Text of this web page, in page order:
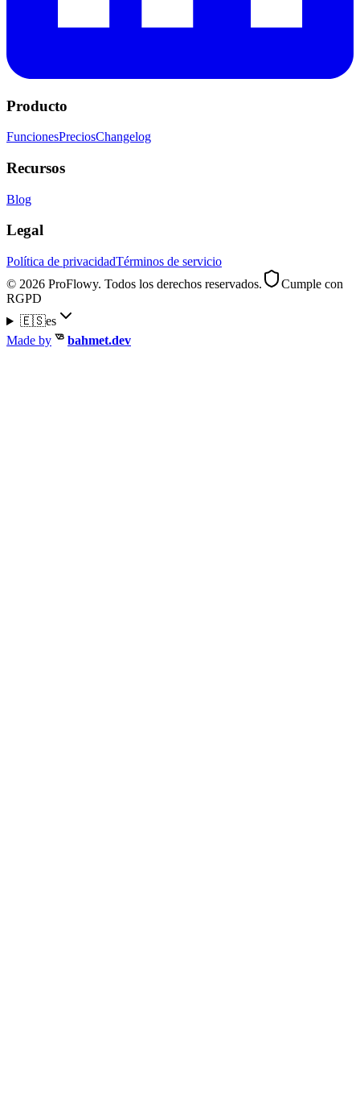
Producto
FuncionesPreciosChangelog
Recursos
Blog
Legal
Política de privacidadTérminos de servicio
© 2026 ProFlowy. Todos los derechos reservados.
Cumple con
RGPD
🇪🇸es
Made by
bahmet.dev